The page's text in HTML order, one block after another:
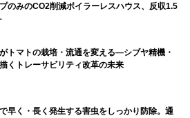
のみのCO2削減ボイラーレスハウス、反収1.5
トマトの栽培・流通を変える―シブヤ精機・
くトレーサビリティ改革の未来
早く・長く発生する害虫をしっかり防除。通